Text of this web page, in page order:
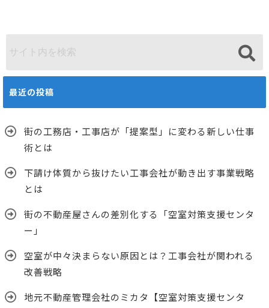
最近の投稿
街の工務店・工事店が「提案型」に変わる新しい仕事
術とは
下請け体質から抜けたい工事会社が動き出す事業戦略
とは
街の不動産屋さんの差別化する「空室対策支援センタ
ー」
空室が中々決まらない原因とは？工事会社が関われる
改善戦略
地元不動産管理会社のミカタ【空室対策支援センタ